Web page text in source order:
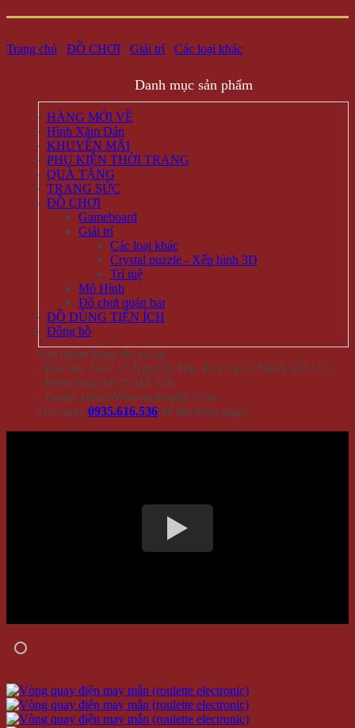
Trang chủ / ĐỒ CHƠI / Giải trí / Các loại khác
Danh mục sản phẩm
HÀNG MỚI VỀ
Hình Xăm Dán
KHUYẾN MÃI
PHỤ KIỆN THỜI TRANG
QUÀ TẶNG
TRANG SỨC
ĐỒ CHƠI
Gameboard
Giải trí
Các loại khác
Crystal puzzle - Xếp hình 3D
Trí tuệ
Mô Hình
Đồ chơi quán bar
ĐỒ DÙNG TIỆN ÍCH
Đồng hồ
Sản phẩm đang sẵn có tại
- Địa chỉ: 714 / 17 Nguyễn Trãi, P.11, Q.5 ( NHÀ SỐ 17 )
- Điện thoại: 0935 616 536
- Email: Info@Winwinshop88.Com
Gọi ngay 0935.616.536 để đặt hàng ngay.